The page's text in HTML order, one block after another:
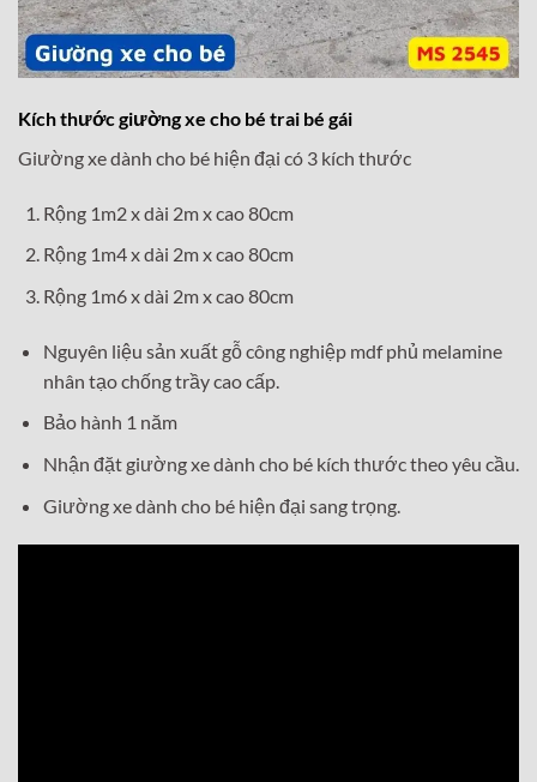
Kích thước giường xe cho bé trai bé gái
Giường xe dành cho bé hiện đại có 3 kích thước
Rộng 1m2 x dài 2m x cao 80cm
Rộng 1m4 x dài 2m x cao 80cm
Rộng 1m6 x dài 2m x cao 80cm
Nguyên liệu sản xuất gỗ công nghiệp mdf phủ melamine
nhân tạo chống trầy cao cấp.
Bảo hành 1 năm
Nhận đặt giường xe dành cho bé kích thước theo yêu cầu.
Giường xe dành cho bé hiện đại sang trọng.